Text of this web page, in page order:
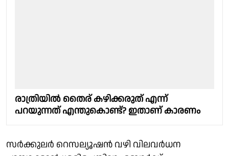
രാത്രിയിൽ തൈര് കഴിക്കരുത് എന്ന്
പറയുന്നത് എന്തുകൊണ്ട്? ഇതാണ് കാരണം
സർക്കുലർ റെസല്യൂഷൻ വഴി വിലവർധന